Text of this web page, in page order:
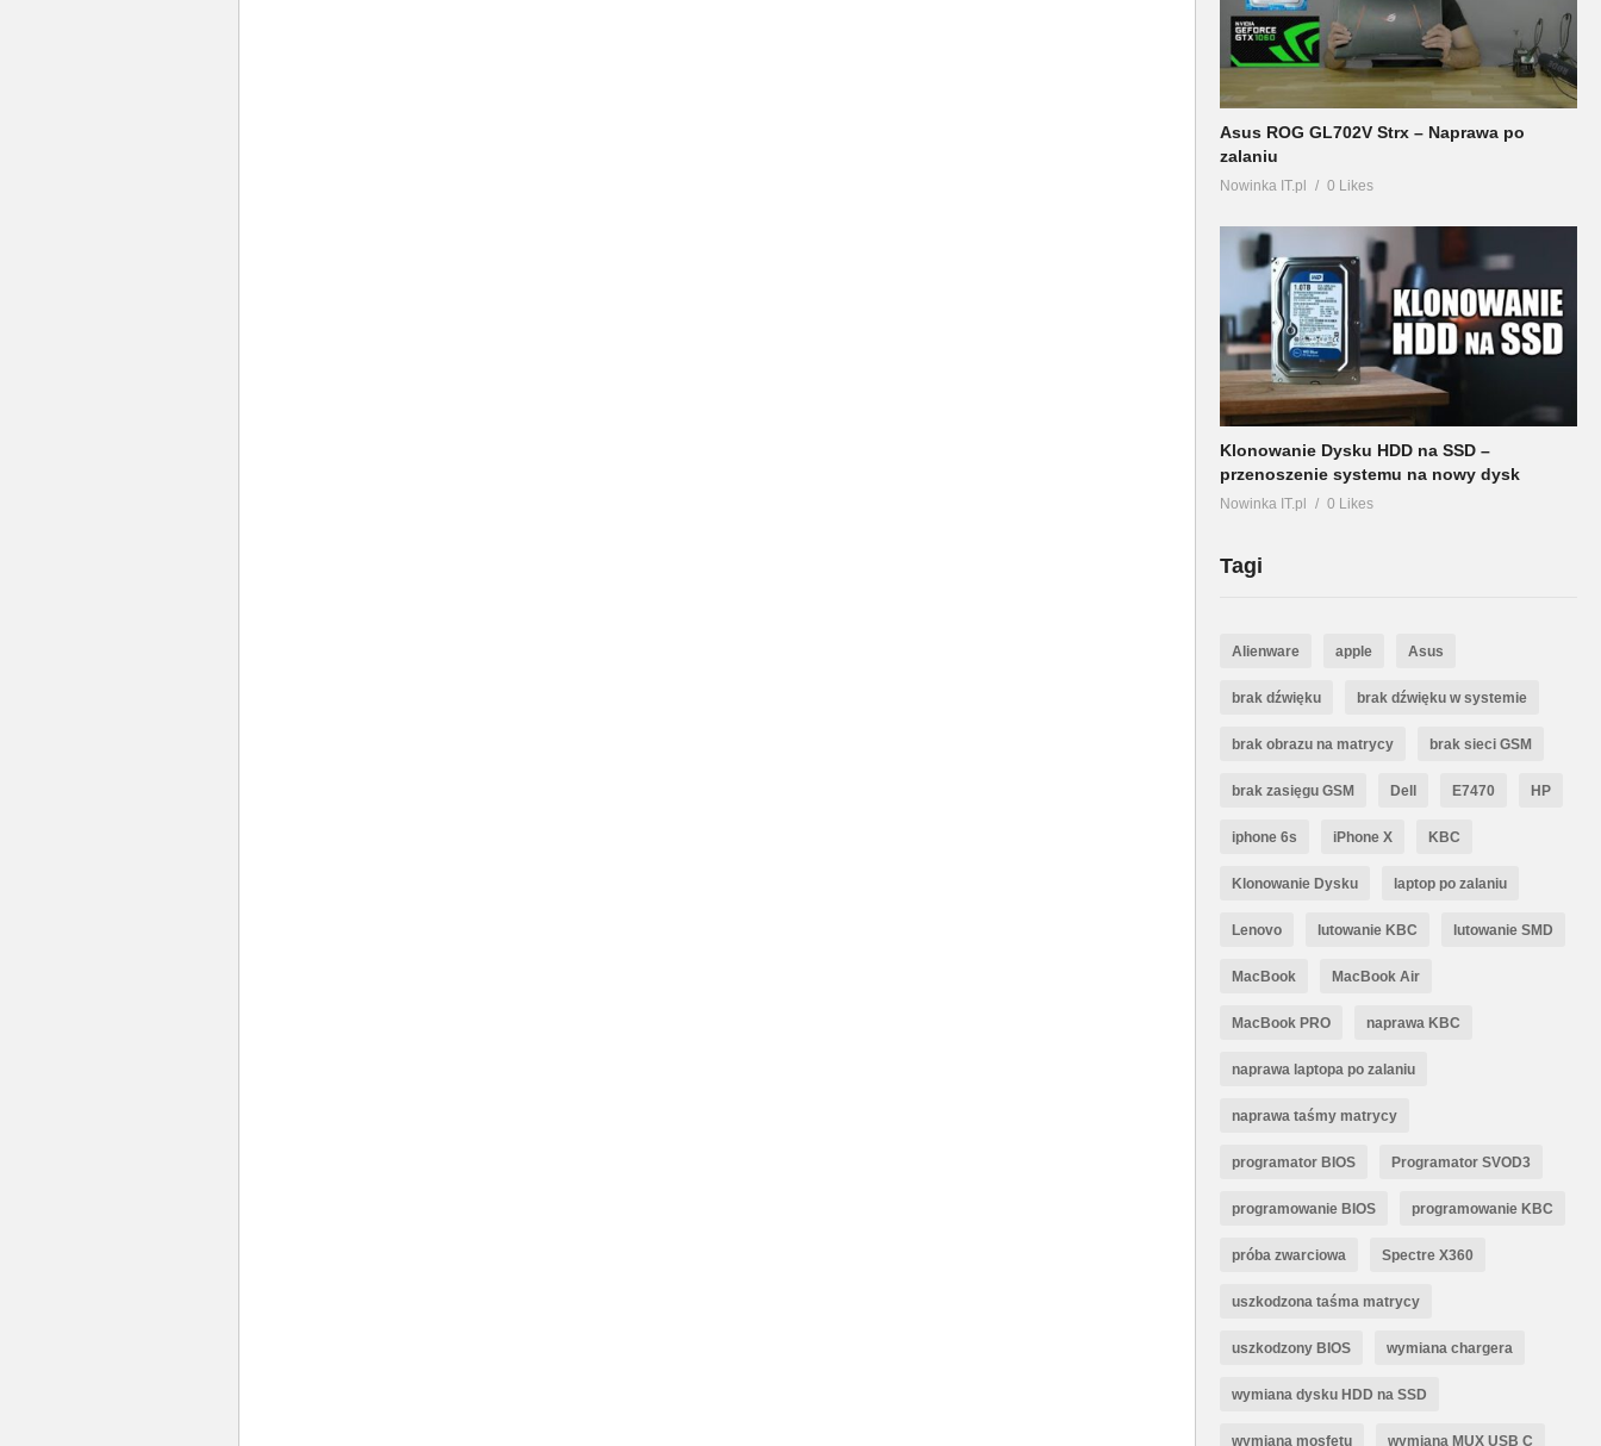
Asus ROG GL702V Strx – Naprawa po
zalaniu
Nowinka IT.pl 0 Likes
Klonowanie Dysku HDD na SSD –
przenoszenie systemu na nowy dysk
Nowinka IT.pl 0 Likes
Tagi
Alienware apple Asus
brak dźwięku brak dźwięku w systemie
brak obrazu na matrycy brak sieci GSM
brak zasięgu GSM Dell E7470 HP
iphone 6s iPhone X KBC
Klonowanie Dysku laptop po zalaniu
Lenovo lutowanie KBC lutowanie SMD
MacBook MacBook Air
MacBook PRO naprawa KBC
naprawa laptopa po zalaniu
naprawa taśmy matrycy
programator BIOS Programator SVOD3
programowanie BIOS programowanie KBC
próba zwarciowa Spectre X360
uszkodzona taśma matrycy
uszkodzony BIOS wymiana chargera
wymiana dysku HDD na SSD
wymiana mosfetu wymiana MUX USB C